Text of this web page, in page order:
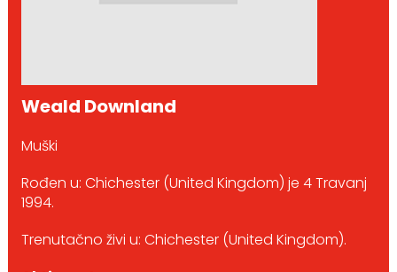
Weald Downland
Muški
Rođen u: Chichester (United Kingdom) je 4 Travanj
1994.
Trenutačno živi u: Chichester (United Kingdom).